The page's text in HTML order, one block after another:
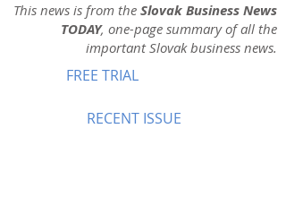
This news is from the Slovak Business News
TODAY, one-page summary of all the
important Slovak business news.
FREE TRIAL
RECENT ISSUE